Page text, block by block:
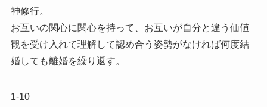
神修行。
お互いの関心に関心を持って、お互いが自分と違う価値
観を受け入れて理解して認め合う姿勢がなければ何度結
婚しても離婚を繰り返す。
1-10